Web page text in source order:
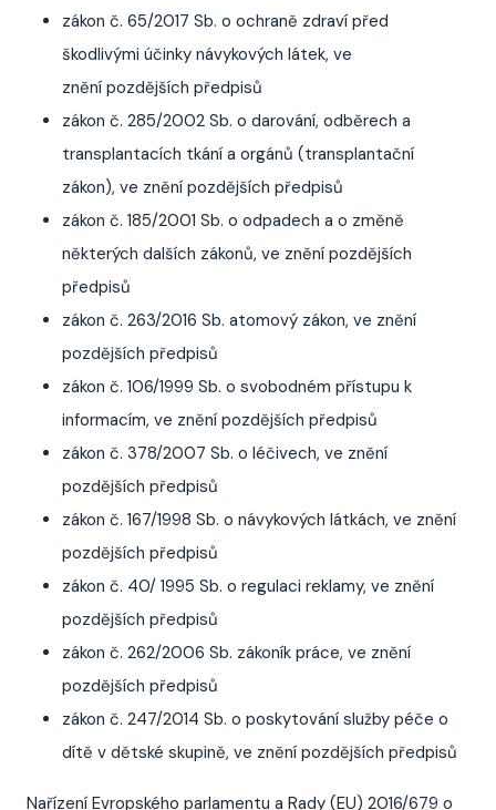
zákon č. 65/2017 Sb. o ochraně zdraví před
škodlivými účinky návykových látek, ve
znění pozdějších předpisů
zákon č. 285/2002 Sb. o darování, odběrech a
transplantacích tkání a orgánů (transplantační
zákon), ve znění pozdějších předpisů
zákon č. 185/2001 Sb. o odpadech a o změně
některých dalších zákonů, ve znění pozdějších
předpisů
zákon č. 263/2016 Sb. atomový zákon, ve znění
pozdějších předpisů
zákon č. 106/1999 Sb. o svobodném přístupu k
informacím, ve znění pozdějších předpisů
zákon č. 378/2007 Sb. o léčivech, ve znění
pozdějších předpisů
zákon č. 167/1998 Sb. o návykových látkách, ve znění
pozdějších předpisů
zákon č. 40/ 1995 Sb. o regulaci reklamy, ve znění
pozdějších předpisů
zákon č. 262/2006 Sb. zákoník práce, ve znění
pozdějších předpisů
zákon č. 247/2014 Sb. o poskytování služby péče o
dítě v dětské skupině, ve znění pozdějších předpisů
Nařízení Evropského parlamentu a Rady (EU) 2016/679 o